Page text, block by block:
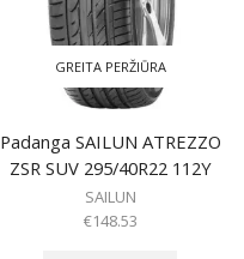
GREITA PERŽIŪRA
Padanga SAILUN ATREZZO
ZSR SUV 295/40R22 112Y
SAILUN
€148.53